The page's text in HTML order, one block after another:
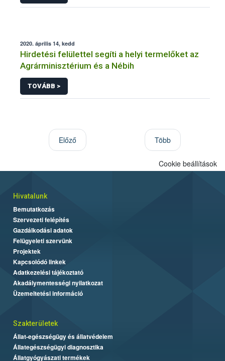
2020. április 14, kedd
Hirdetési felülettel segíti a helyi termelőket az
Agrárminisztérium és a Nébih
TOVÁBB >
Előző Több
Cookie beállítások
Hivatalunk
Bemutatkozás
Szervezeti felépítés
Gazdálkodási adatok
Felügyeleti szervünk
Projektek
Kapcsolódó linkek
Adatkezelési tájékoztató
Akadálymentességi nyilatkozat
Üzemeltetési információ
Szakterületek
Állat-egészségügy és állatvédelem
Állategészségügyi diagnosztika
Állatgyógyászati termékek